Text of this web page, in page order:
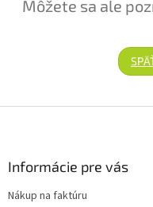
Môžete sa ale
Informácie pre vás
Nákup na faktúru